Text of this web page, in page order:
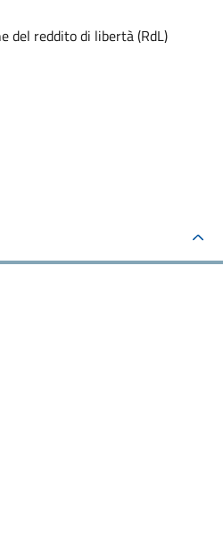
del reddito di libertà (RdL)